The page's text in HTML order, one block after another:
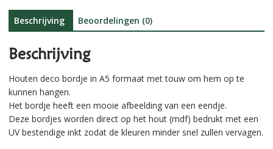
Beschrijving Beoordelingen (0)
Beschrijving
Houten deco bordje in A5 formaat met touw om hem op te
kunnen hangen.
Het bordje heeft een mooie afbeelding van een eendje.
Deze bordjes worden direct op het hout (mdf) bedrukt met een
UV bestendige inkt zodat de kleuren minder snel zullen vervagen.